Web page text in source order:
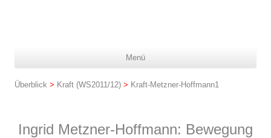
Menü
Überblick > Kraft (WS2011/12) > Kraft-Metzner-Hoffmann1
Ingrid Metzner-Hoffmann: Bewegung